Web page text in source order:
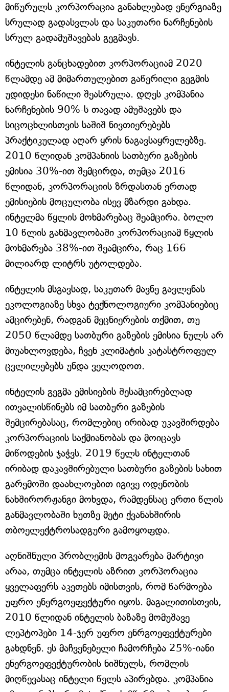
მიწურულს კორპორაცია განახლებად ენერგიაზე
სრულად გადასვლას და საკუთარი ნარჩენების
სრულ გადამუშავებას გეგმავს.
ინტელის განცხადებით კორპორაციამ 2020
წლამდე ამ მიმართულებით გაწერილი გეგმის
უდიდესი ნაწილი შეასრულა. დღეს კომპანია
ნარჩენების 90%-ს თავად ამუშავებს და
სიცოცხლისთვის საშიშ ნივთიერებებს
პრაქტიკულად აღარ ყრის ნაგავსაყრელებზე.
2010 წლიდან კომპანიის სათბური გაზების
ემისია 30%-ით შემცირდა, თუმცა 2016
წლიდან, კორპორაციის ზრდასთან ერთად
ემისიების მოცულობა ისევ მზარდი გახდა.
ინტელმა წყლის მოხმარებაც შეამცირა. ბოლო
10 წლის განმავლობაში კორპორაციამ წყლის
მოხმარება 38%-ით შეამცირა, რაც 166
მილიარდ ლიტრს უტოლდება.
ინტელის მსგავსად, საკუთარ მავნე გავლენას
ეკოლოგიაზე სხვა ტექნოლოგიური კომპანიებიც
ამცირებენ, რადგან მეცნიერების თქმით, თუ
2050 წლამდე სათბური გაზების ემისია ნულს არ
მიუახლოვდება, ჩვენ კლიმატის კატასტროფულ
ცვლილებებს უნდა ველოდოთ.
ინტელის გეგმა ემისიების შესამცირებლად
ითვალისწინებს იმ სათბური გაზების
შემცირებასაც, რომლებიც ირიბად უკავშირდება
კორპორაციის საქმიანობას და მოიცავს
მიწოდების ჯაჭვს. 2019 წელს ინტელთან
ირიბად დაკავშირებული სათბური გაზების სახით
გარემოში დაახლოებით იგივე ოდენობის
ნახშირორჟანგი მოხვდა, რამდენსაც ერთი წლის
განმავლობაში ხუთზე მეტი ქვანახშირის
თბოელექტროსადგური გამოყოფდა.
აღნიშნული პრობლემის მოგვარება მარტივი
არაა, თუმცა ინტელის აზრით კორპორაცია
ყველაფერს აკეთებს იმისთვის, რომ წარმოება
უფრო ენერგოეფექტური იყოს. მაგალითისთვის,
2010 წლიდან ინტელის ბაზაზე მომუშავე
ლეპტოპები 14-ჯერ უფრო ენრგოეფექტურები
გახდნენ. ეს მაჩვენებელი ჩამორჩება 25%-იანი
ენერგოეფექტურობის ნიშნულს, რომლის
მიღწევასაც ინტელი წელს აპირებდა. კომპანია